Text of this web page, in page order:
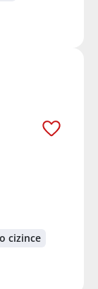
cizince